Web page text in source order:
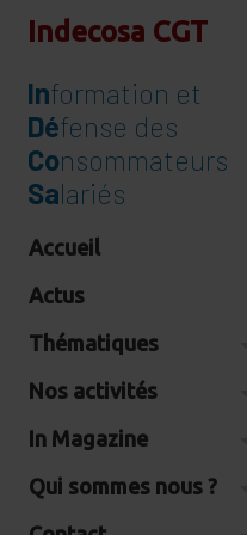
Indecosa CGT
Information et
Défense des
Consommateurs
Salariés
Accueil
Actus
Thématiques
Nos activités
In Magazine
Qui sommes nous ?